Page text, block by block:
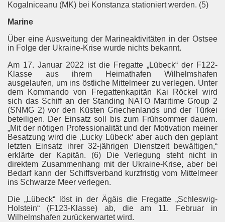
Kogalniceanu (MK) bei Konstanza stationiert werden. (5)
Marine
Über eine Ausweitung der Marineaktivitäten in der Ostsee
in Folge der Ukraine-Krise wurde nichts bekannt.
Am 17. Januar 2022 ist die Fregatte „Lübeck“ der F122-
Klasse aus ihrem Heimathafen Wilhelmshafen
ausgelaufen, um ins östliche Mittelmeer zu verlegen. Unter
dem Kommando von Fregattenkapitän Kai Röckel wird
sich das Schiff an der Standing NATO Maritime Group 2
(SNMG 2) vor den Küsten Griechenlands und der Türkei
beteiligen. Der Einsatz soll bis zum Frühsommer dauern.
„Mit der nötigen Professionalität und der Motivation meiner
Besatzung wird die ‚Lucky Lübeck‘ aber auch den geplant
letzten Einsatz ihrer 32-jährigen Dienstzeit bewältigen,“
erklärte der Kapitän. (6) Die Verlegung steht nicht in
direktem Zusammenhang mit der Ukraine-Krise, aber bei
Bedarf kann der Schiffsverband kurzfristig vom Mittelmeer
ins Schwarze Meer verlegen.
Die „Lübeck“ löst in der Ägäis die Fregatte „Schleswig-
Holstein“ (F123-Klasse) ab, die am 11. Februar in
Wilhelmshafen zurückerwartet wird.